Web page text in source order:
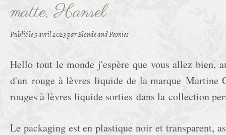
matte, Hansel
Publié le5 avril 2023par Blonde and Peonies
Hello tout le monde j'espère que vous allez bien,
d'un rouge à lèvres liquide de la marque Martine
rouges à lèvres liquide sorties dans la collection
Le packaging est en plastique noir et transparent,